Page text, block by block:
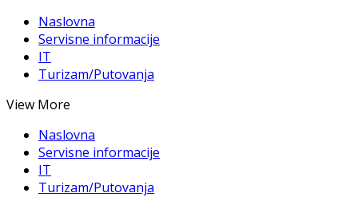
Naslovna
Servisne informacije
IT
Turizam/Putovanja
View More
Naslovna
Servisne informacije
IT
Turizam/Putovanja